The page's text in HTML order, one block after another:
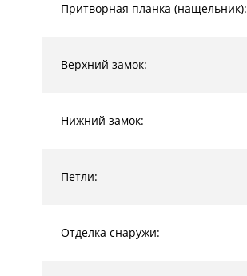
Притворная планка (нащельник):
Верхний замок:
Нижний замок:
Петли:
Отделка снаружи: